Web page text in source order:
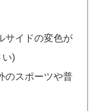
サイドの変色が
い)
のスポーツや普